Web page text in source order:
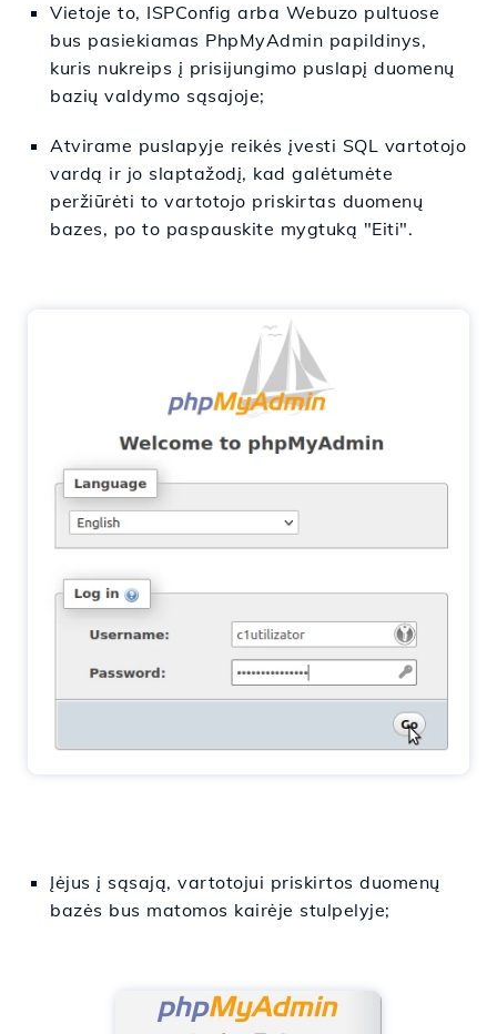
Vietoje to, ISPConfig arba Webuzo pultuose
bus pasiekiamas PhpMyAdmin papildinys,
kuris nukreips į prisijungimo puslapį duomenų
bazių valdymo sąsajoje;
Atvirame puslapyje reikės įvesti SQL vartotojo
vardą ir jo slaptažodį, kad galėtumėte
peržiūrėti to vartotojo priskirtas duomenų
bazes, po to paspauskite mygtuką "Eiti".
Įėjus į sąsają, vartotojui priskirtos duomenų
bazės bus matomos kairėje stulpelyje;